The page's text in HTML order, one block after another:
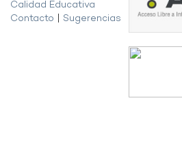
Calidad Educativa
Contacto
Sugerencias